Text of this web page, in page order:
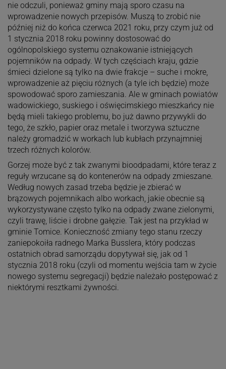
nie odczuli, ponieważ gminy mają sporo czasu na
wprowadzenie nowych przepisów. Muszą to zrobić nie
później niż do końca czerwca 2021 roku, przy czym już od
1 stycznia 2018 roku powinny dostosować do
ogólnopolskiego systemu oznakowanie istniejących
pojemników na odpady. W tych częściach kraju, gdzie
śmieci dzielone są tylko na dwie frakcje – suche i mokre,
wprowadzenie aż pięciu różnych (a tyle ich będzie) może
spowodować sporo zamieszania. Ale w gminach powiatów
wadowickiego, suskiego i oświęcimskiego mieszkańcy nie
będą mieli takiego problemu, bo już dawno przywykli do
tego, że szkło, papier oraz metale i tworzywa sztuczne
należy gromadzić w workach lub kubłach przynajmniej
trzech różnych kolorów.
Gorzej może być z tak zwanymi bioodpadami, które teraz z
reguły wrzucane są do kontenerów na odpady zmieszane.
Według nowych zasad trzeba będzie je zbierać w
brązowych pojemnikach albo workach, jakie obecnie są
wykorzystywane często tylko na odpady zwane zielonymi,
czyli trawę, liście i drobne gałęzie. Tak jest na przykład w
gminie Tomice. Konieczność zmiany tego stanu rzeczy
zaniepokoiła radnego Marka Busslera, który podczas
ostatnich obrad samorządu dopytywał się, jak od 1
stycznia 2018 roku (czyli od momentu wejścia tam w życie
nowego systemu segregacji) będzie należało postępować z
niektórymi resztkami żywności.